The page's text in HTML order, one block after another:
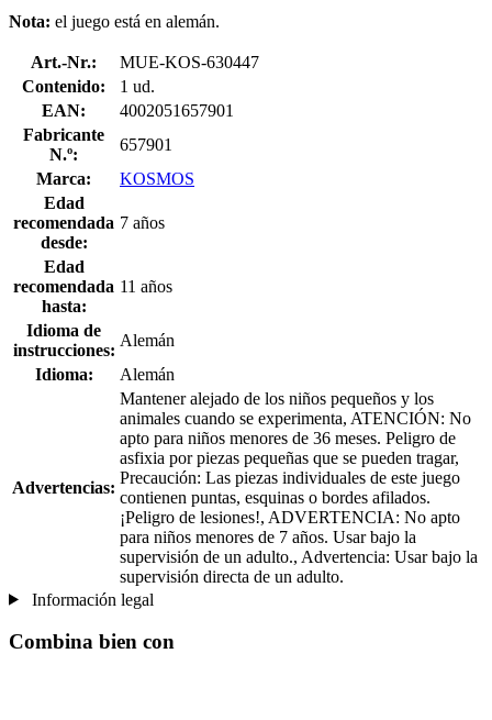
Nota: el juego está en alemán.
Art.-Nr.:
MUE-KOS-630447
Contenido:
1 ud.
EAN:
4002051657901
Fabricante
N.º:
657901
Marca:
KOSMOS
Edad
recomendada
desde:
7 años
Edad
recomendada
hasta:
11 años
Idioma de
instrucciones:
Alemán
Idioma:
Alemán
Advertencias:
Mantener alejado de los niños pequeños y los
animales cuando se experimenta, ATENCIÓN: No
apto para niños menores de 36 meses. Peligro de
asfixia por piezas pequeñas que se pueden tragar,
Precaución: Las piezas individuales de este juego
contienen puntas, esquinas o bordes afilados.
¡Peligro de lesiones!, ADVERTENCIA: No apto
para niños menores de 7 años. Usar bajo la
supervisión de un adulto., Advertencia: Usar bajo la
supervisión directa de un adulto.
Información legal
Combina bien con